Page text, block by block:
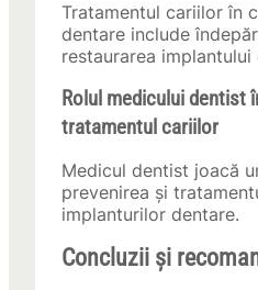
Tratamentul cariilor în
dentare include
restaurarea implantului
Rolul medicului dentist
tratamentul cariilor
Medicul dentist joacă
prevenirea și
implanturilor dentare.
Concluzii și